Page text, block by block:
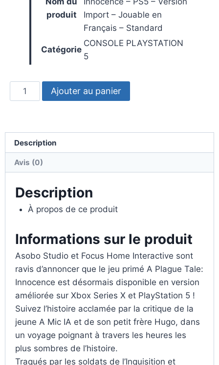
produit
Import – Jouable en
Français – Standard
Catégorie
CONSOLE PLAYSTATION
5
Ajouter au panier
Description
Avis (0)
Description
À propos de ce produit
Informations sur le produit
Asobo Studio et Focus Home Interactive sont
ravis d’annoncer que le jeu primé A Plague Tale:
Innocence est désormais disponible en version
améliorée sur Xbox Series X et PlayStation 5 !
Suivez l’histoire acclamée par la critique de la
jeune A Mic IA et de son petit frère Hugo, dans
un voyage poignant à travers les heures les
plus sombres de l’histoire.
Traqués par les soldats de l’Inquisition et